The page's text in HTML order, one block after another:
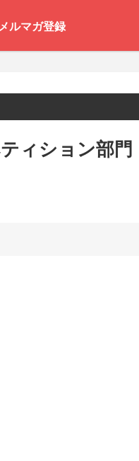
メルマガ登録
ィション部門